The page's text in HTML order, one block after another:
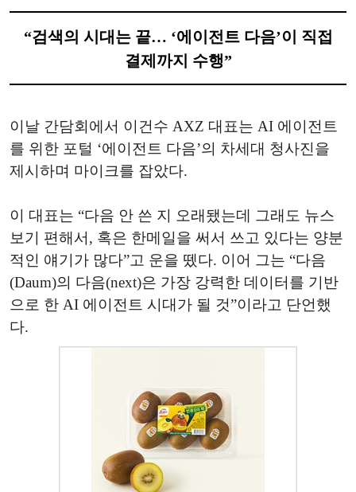
“검색의 시대는 끝… ‘에이전트 다음’이 직접
결제까지 수행”
이날 간담회에서 이건수 AXZ 대표는 AI 에이전트
를 위한 포털 ‘에이전트 다음’의 차세대 청사진을
제시하며 마이크를 잡았다.
이 대표는 “다음 안 쓴 지 오래됐는데 그래도 뉴스
보기 편해서, 혹은 한메일을 써서 쓰고 있다는 양분
적인 얘기가 많다”고 운을 뗐다. 이어 그는 “다음
(Daum)의 다음(next)은 가장 강력한 데이터를 기반
으로 한 AI 에이전트 시대가 될 것”이라고 단언했
다.